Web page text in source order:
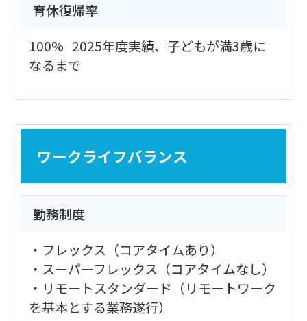
育休復帰率
100% 2025年度実績、子どもが満3歳に
なるまで
ワークライフバランス
勤務制度
・フレックス（コアタイムあり）
・スーパーフレックス（コアタイムなし）
・リモートスタンダード（リモートワーク
を基本とする業務遂⾏）